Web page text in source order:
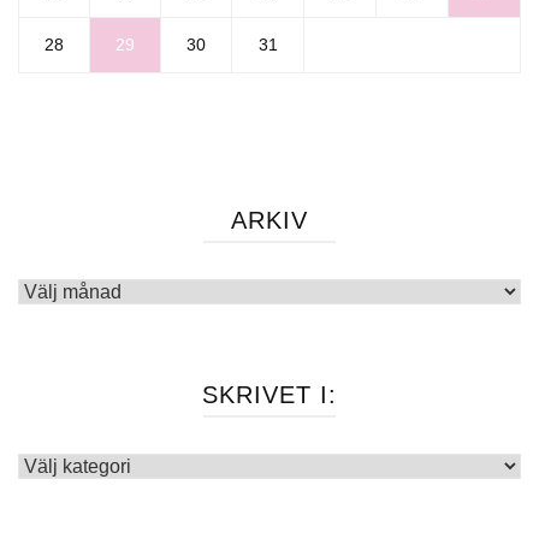
28 29 30 31
ARKIV
Arkiv
SKRIVET I:
Skrivet